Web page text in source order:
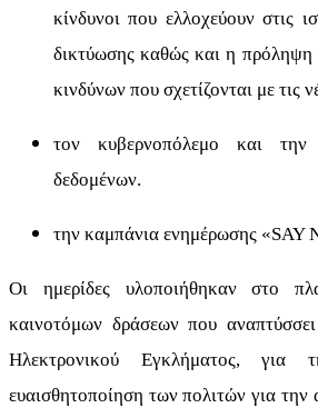
κίνδυνοι που ελλοχεύουν στις
δικτύωσης καθώς και η πρόληψη
κινδύνων που σχετίζονται με τις
τον κυβερνοπόλεμο και
δεδομένων.
την καμπάνια ενημέρωσης «SAY
Οι ημερίδες υλοποιήθηκαν στο
καινοτόμων δράσεων που
Ηλεκτρονικού Εγκλήματος, για
ευαισθητοποίηση των πολιτών για